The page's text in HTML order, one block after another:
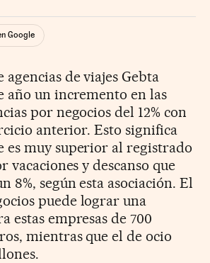
en TwitterRedes Sociales
Google
de viajes Gebta
año un incremento en las
por negocios del 12% con
anterior. Esto significa
es muy superior al registrado
vacaciones y descanso que
8%, según esta asociación. El
puede lograr una
estas empresas de 700
mientras que el de ocio